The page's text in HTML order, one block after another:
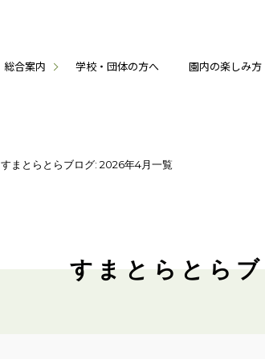
総合案内 学校・団体の方へ 園内の楽しみ
すまとらとらブログ: 2026年4月一覧
すまとらとら